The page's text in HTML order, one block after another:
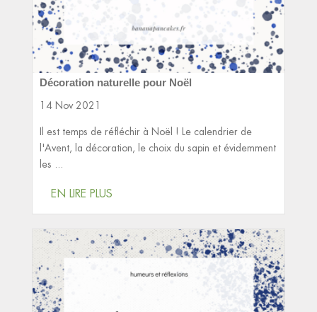
Décoration naturelle pour Noël
14 Nov 2021
Il est temps de réfléchir à Noël ! Le calendrier de
l'Avent, la décoration, le choix du sapin et évidemment
les ...
EN LIRE PLUS